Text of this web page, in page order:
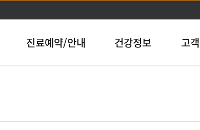
본문바로가기
진료예약/안내 건강정보 고